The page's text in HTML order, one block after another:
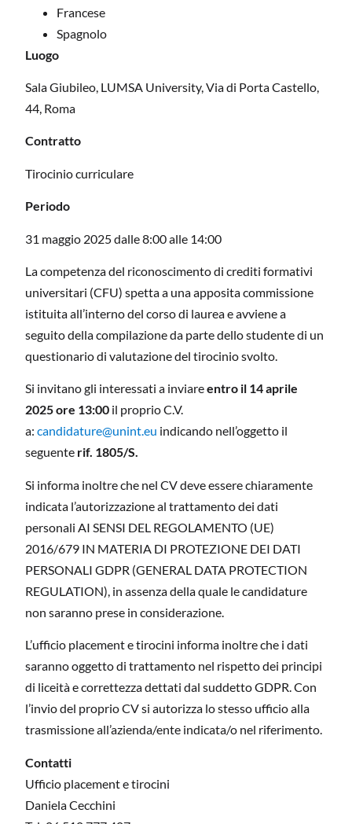
Francese
Spagnolo
Luogo
Sala Giubileo, LUMSA University, Via di Porta Castello,
44, Roma
Contratto
Tirocinio curriculare
Periodo
31 maggio 2025 dalle 8:00 alle 14:00
La competenza del riconoscimento di crediti formativi
universitari (CFU) spetta a una apposita commissione
istituita all’interno del corso di laurea e avviene a
seguito della compilazione da parte dello studente di un
questionario di valutazione del tirocinio svolto.
Si invitano gli interessati a inviareentro il 14 aprile
2025 ore 13:00 il proprio C.V.
a: candidature@unint.eu indicando nell’oggetto il
seguente rif. 1805/S.
Si informa inoltre che nel CV deve essere chiaramente
indicata l’autorizzazione al trattamento dei dati
personali AI SENSI DEL REGOLAMENTO (UE)
2016/679 IN MATERIA DI PROTEZIONE DEI DATI
PERSONALI GDPR (GENERAL DATA PROTECTION
REGULATION), in assenza della quale le candidature
non saranno prese in considerazione.
L’ufficio placement e tirocini informa inoltre che i dati
saranno oggetto di trattamento nel rispetto dei principi
di liceità e correttezza dettati dal suddetto GDPR. Con
l’invio del proprio CV si autorizza lo stesso ufficio alla
trasmissione all’azienda/ente indicata/o nel riferimento.
Contatti
Ufficio placement e tirocini
Daniela Cecchini